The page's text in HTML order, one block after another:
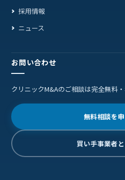
採用情報
ニュース
お問い合わせ
クリニックM&Aのご相談は完全無料・
無料相談を
買い手事業者